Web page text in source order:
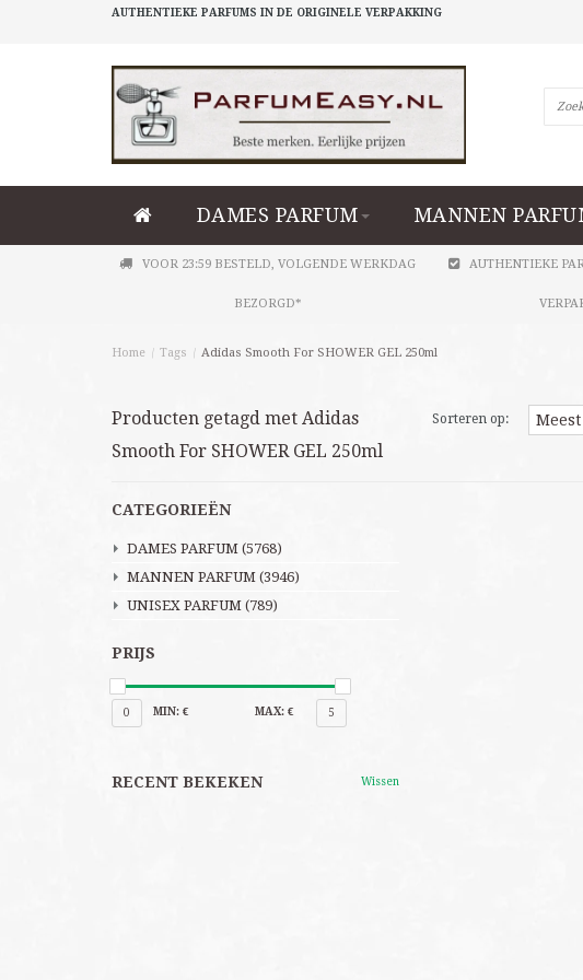
AUTHENTIEKE PARFUMS IN DE ORIGINELE VERPAKKING
DAMES PARFUM MANNEN
VOOR 23:59 BESTELD, VOLGENDE WERKDAG
BEZORGD*
AUTHENTIEKE
Home / Tags / Adidas Smooth For SHOWER GEL 250ml
Producten getagd met Adidas
Smooth For SHOWER GEL 250ml
Sorteren op:
CATEGORIEËN
DAMES PARFUM (5768)
MANNEN PARFUM (3946)
UNISEX PARFUM (789)
PRIJS
0 MIN: € MAX: € 5
RECENT BEKEKEN Wissen